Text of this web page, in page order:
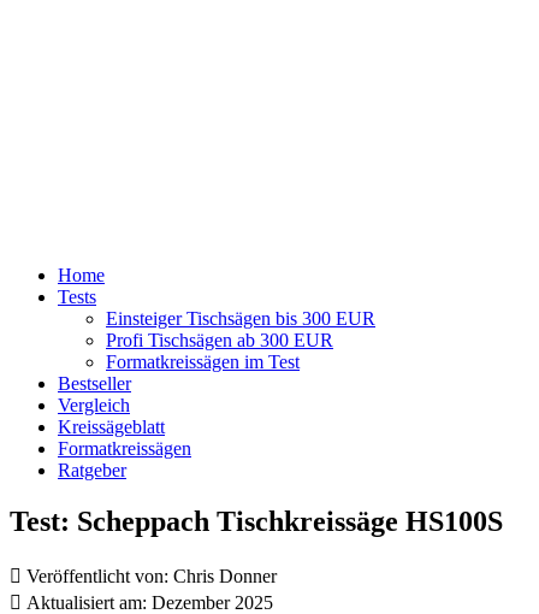
Home
Tests
Einsteiger Tischsägen bis 300 EUR
Profi Tischsägen ab 300 EUR
Formatkreissägen im Test
Bestseller
Vergleich
Kreissägeblatt
Formatkreissägen
Ratgeber
Test: Scheppach Tischkreissäge HS100S
 Veröffentlicht von: Chris Donner
 Aktualisiert am: Dezember 2025